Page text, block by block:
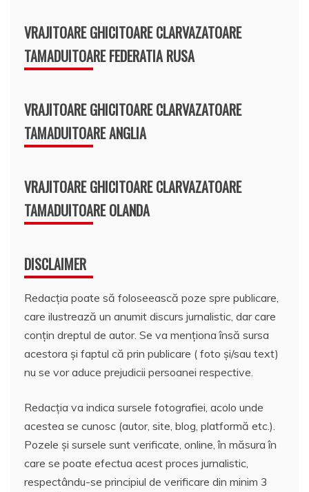
VRAJITOARE GHICITOARE CLARVAZATOARE
TAMADUITOARE FEDERATIA RUSA
VRAJITOARE GHICITOARE CLARVAZATOARE
TAMADUITOARE ANGLIA
VRAJITOARE GHICITOARE CLARVAZATOARE
TAMADUITOARE OLANDA
DISCLAIMER
Redacția poate să foloseească poze spre publicare,
care ilustrează un anumit discurs jurnalistic, dar care
conțin dreptul de autor. Se va menționa însă sursa
acestora și faptul că prin publicare ( foto și/sau text)
nu se vor aduce prejudicii persoanei respective.
Redacția va indica sursele fotografiei, acolo unde
acestea se cunosc (autor, site, blog, platformă etc.).
Pozele și sursele sunt verificate, online, în măsura în
care se poate efectua acest proces jurnalistic,
respectându-se principiul de verificare din minim 3